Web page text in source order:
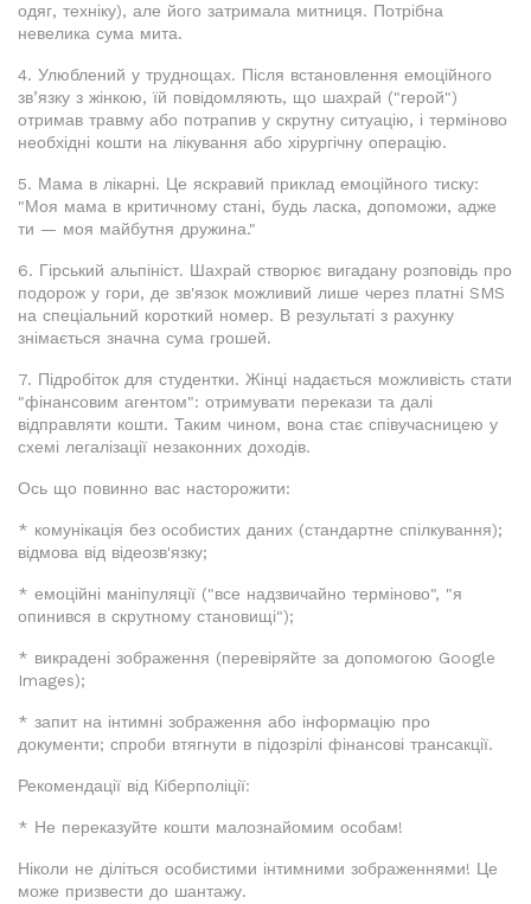
одяг, техніку), але його затримала митниця. Потрібна
невелика сума мита.
4. Улюблений у труднощах. Після встановлення емоційного
зв’язку з жінкою, їй повідомляють, що шахрай ("герой")
отримав травму або потрапив у скрутну ситуацію, і терміново
необхідні кошти на лікування або хірургічну операцію.
5. Мама в лікарні. Це яскравий приклад емоційного тиску:
"Моя мама в критичному стані, будь ласка, допоможи, адже
ти — моя майбутня дружина."
6. Гірський альпініст. Шахрай створює вигадану розповідь про
подорож у гори, де зв'язок можливий лише через платні SMS
на спеціальний короткий номер. В результаті з рахунку
знімається значна сума грошей.
7. Підробіток для студентки. Жінці надається можливість стати
"фінансовим агентом": отримувати перекази та далі
відправляти кошти. Таким чином, вона стає співучасницею у
схемі легалізації незаконних доходів.
Ось що повинно вас насторожити:
* комунікація без особистих даних (стандартне спілкування);
відмова від відеозв'язку;
* емоційні маніпуляції ("все надзвичайно терміново", "я
опинився в скрутному становищі");
* викрадені зображення (перевіряйте за допомогою Google
Images);
* запит на інтимні зображення або інформацію про
документи; спроби втягнути в підозрілі фінансові трансакції.
Рекомендації від Кіберполіції:
* Не переказуйте кошти малознайомим особам!
Ніколи не діліться особистими інтимними зображеннями! Це
може призвести до шантажу.